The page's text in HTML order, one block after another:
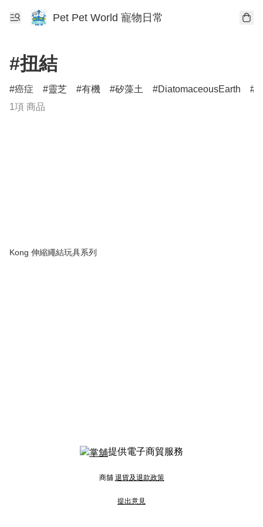
Pet Pet World 寵物日常
#扭結
癌症 靈芝 有機 矽藻土 DiatomaceousEarth
1項 商品
Kong 伸縮繩結玩具系列
提供電子商貿服務
商舖 退貨及退款政策
提出意見